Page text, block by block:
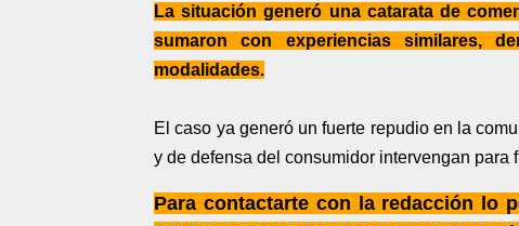
La situación generó una catarata de
sumaron con experiencias similares,
modalidades.
El caso ya generó un fuerte repudio en la
y de defensa del consumidor intervengan para
Para contactarte con la redacción lo